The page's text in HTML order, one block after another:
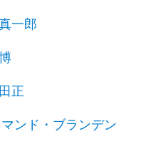
一郎
正
ンド・ブランデン